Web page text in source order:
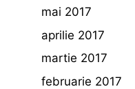
mai 2017
aprilie 2017
martie 2017
februarie 2017